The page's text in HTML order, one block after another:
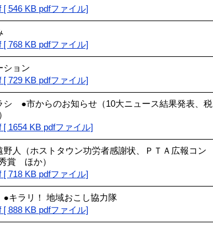
[ 546 KB pdfファイル]
[ 768 KB pdfファイル]
ション
[ 729 KB pdfファイル]
シ ●市からのお知らせ（10大ニュース結果発表、税
[ 1654 KB pdfファイル]
野人（ホストタウン功労者感謝状、ＰＴＡ広報コン
賞 ほか）
[ 718 KB pdfファイル]
キラリ！ 地域おこし協力隊
[ 888 KB pdfファイル]